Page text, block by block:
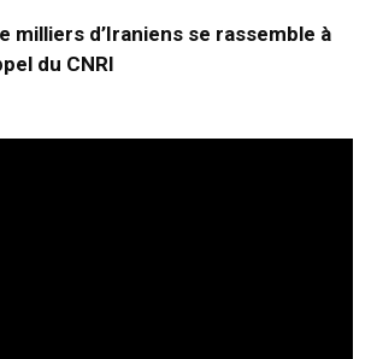
milliers d’Iraniens se rassemble à
du CNRI